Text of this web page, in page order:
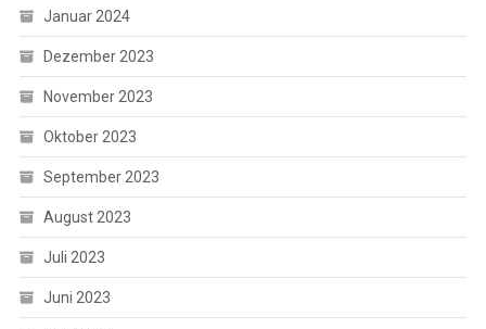
Januar 2024
Dezember 2023
November 2023
Oktober 2023
September 2023
August 2023
Juli 2023
Juni 2023